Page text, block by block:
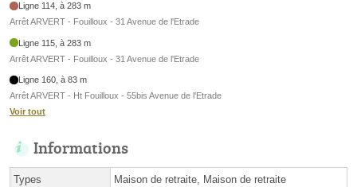
Ligne 114, à 283 m
Arrêt ARVERT - Fouilloux - 31 Avenue de l'Etrade
Ligne 115, à 283 m
Arrêt ARVERT - Fouilloux - 31 Avenue de l'Etrade
Ligne 160, à 83 m
Arrêt ARVERT - Ht Fouilloux - 55bis Avenue de l'Etrade
Voir tout
Informations
Types
Maison de retraite, Maison de retraite